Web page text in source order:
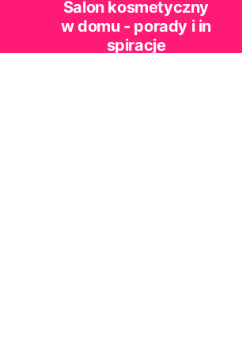
Salon kosmetyczny
w domu - porady i in
spiracje